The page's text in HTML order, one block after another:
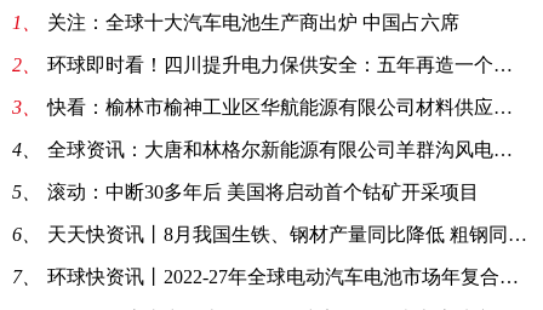
1、 关注：全球十大汽车电池生产商出炉 中国占六席
2、 环球即时看！四川提升电力保供安全：五年再造一个电源电网
3、 快看：榆林市榆神工业区华航能源有限公司材料供应部电缆采购公告
4、 全球资讯：大唐和林格尔新能源有限公司羊群沟风电项目通讯光缆采购结果公告
5、 滚动：中断30多年后 美国将启动首个钴矿开采项目
6、 天天快资讯丨8月我国生铁、钢材产量同比降低 粗钢同比微增
7、 环球快资讯丨2022-27年全球电动汽车电池市场年复合增19%